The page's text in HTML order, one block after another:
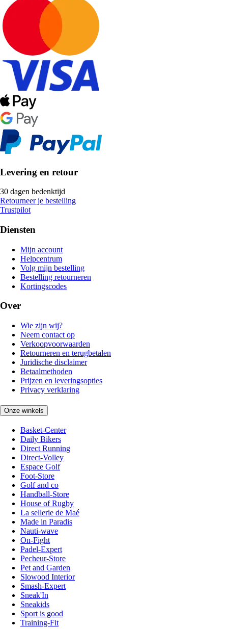
Levering en retour
30 dagen bedenktijd
Retourneer je bestelling
Trustpilot
Diensten
Mijn account
Helpcentrum
Volg mijn bestelling
Bestelling retourneren
Kortingscodes
Over
Wie zijn wij?
Neem contact op
Verkoopvoorwaarden
Retourneren en terugbetalen
Juridische disclaimer
Betaalmethoden
Prijzen en leveringsopties
Privacy verklaring
Onze winkels
Basket-Center
Daily Bikers
Direct Running
Direct-Volley
Espace Golf
Foot-Store
Golf and co
Handball-Store
House of Rugby
La sellerie de Maé
Made in Paradis
Nauti-wave
On-Fight
Padel-Expert
Pecheur-Store
Pet and Garden
Slowood Interior
Smash-Expert
Sneak'In
Sneakids
Sport is good
Training-Fit